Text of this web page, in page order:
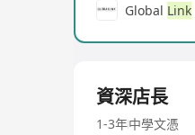
Global Link
資深店長
1-3年中學文憑